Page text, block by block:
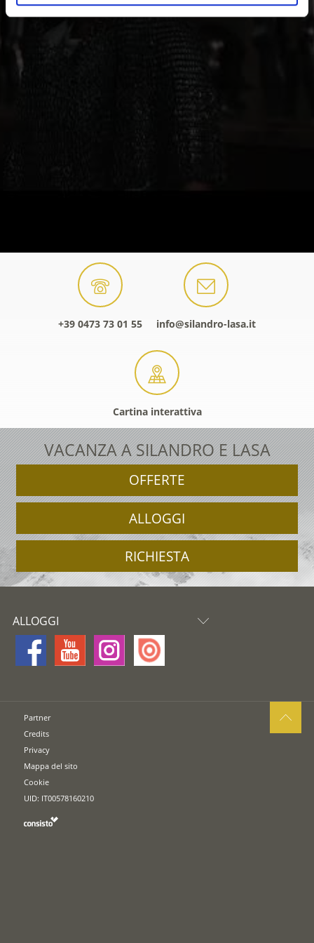
+39 0473 73 01 55 info@silandro-lasa.it
Cartina interattiva
VACANZA A SILANDRO E LASA
OFFERTE
ALLOGGI
RICHIESTA
ALLOGGI
Partner
Credits
Privacy
Mappa del sito
Cookie
UID: IT00578160210